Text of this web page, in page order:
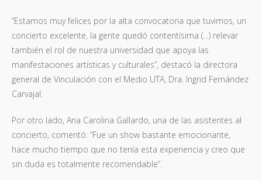
“Estamos muy felices por la alta convocatoria que tuvimos, un
concierto excelente, la gente quedó contentísima (…) relevar
también el rol de nuestra universidad que apoya las
manifestaciones artísticas y culturales”, destacó la directora
general de Vinculación con el Medio UTA, Dra. Ingrid Fernández
Carvajal.
Por otro lado, Ana Carolina Gallardo, una de las asistentes al
concierto, comentó: “Fue un show bastante emocionante,
hace mucho tiempo que no tenía esta experiencia y creo que
sin duda es totalmente recomendable”.